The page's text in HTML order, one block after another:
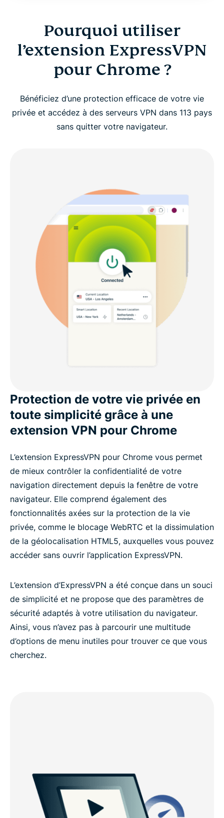
Pourquoi utiliser
l’extension ExpressVPN
pour Chrome ?
Bénéficiez d’une protection efficace de votre vie
privée et accédez à des serveurs VPN dans 113 pays
sans quitter votre navigateur.
Protection de votre vie privée en
toute simplicité grâce à une
extension VPN pour Chrome
L’extension ExpressVPN pour Chrome vous permet
de mieux contrôler la confidentialité de votre
navigation directement depuis la fenêtre de votre
navigateur. Elle comprend également des
fonctionnalités axées sur la protection de la vie
privée, comme le blocage WebRTC et la dissimulation
de la géolocalisation HTML5, auxquelles vous pouvez
accéder sans ouvrir l’application ExpressVPN.
L’extension d’ExpressVPN a été conçue dans un souci
de simplicité et ne propose que des paramètres de
sécurité adaptés à votre utilisation du navigateur.
Ainsi, vous n’avez pas à parcourir une multitude
d’options de menu inutiles pour trouver ce que vous
cherchez.